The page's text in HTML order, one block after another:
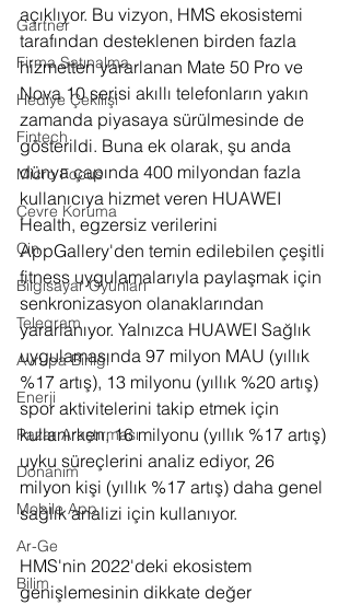
Gartner
Firma Satınalma
Hediye Çekilişi
Fintech
Micro Focus
Çevre Koruma
Çin
Bilgisayar Oyunları
Telegram
Avrupa Birliği
Enerji
Pazar Araştırması
Donanım
Mobile App
Ar-Ge
Bilim
açıklıyor. Bu vizyon, HMS ekosistemi
tarafından desteklenen birden fazla
hizmetten yararlanan Mate 50 Pro ve
Nova 10 serisi akıllı telefonların yakın
zamanda piyasaya sürülmesinde de
gösterildi. Buna ek olarak, şu anda
dünya çapında 400 milyondan fazla
kullanıcıya hizmet veren HUAWEI
Health, egzersiz verilerini
AppGallery'den temin edilebilen çeşitli
fitness uygulamalarıyla paylaşmak için
senkronizasyon olanaklarından
yararlanıyor. Yalnızca HUAWEI Sağlık
uygulamasında 97 milyon MAU (yıllık
%17 artış), 13 milyonu (yıllık %20 artış)
spor aktivitelerini takip etmek için
kullanırken, 16 milyonu (yıllık %17 artış)
uyku süreçlerini analiz ediyor, 26
milyon kişi (yıllık %17 artış) daha genel
sağlık analizi için kullanıyor.
HMS'nin 2022'deki ekosistem
genişlemesinin dikkate değer